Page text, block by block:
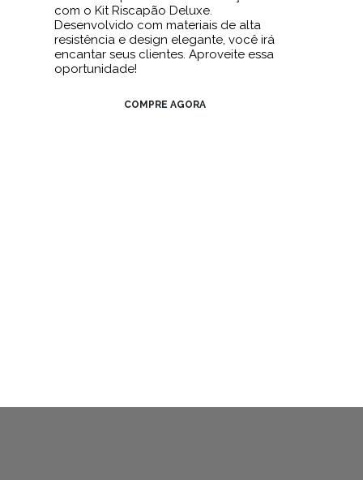
com o Kit Riscapão Deluxe.
Desenvolvido com materiais de alta
resistência e design elegante, você irá
encantar seus clientes. Aproveite essa
oportunidade!
COMPRE AGORA